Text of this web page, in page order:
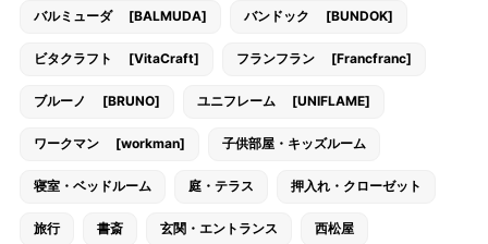
バルミューダ [BALMUDA] バンドック [BUNDOK]
ビタクラフト [VitaCraft] フランフラン [Francfranc]
ブルーノ [BRUNO] ユニフレーム [UNIFLAME]
ワークマン [workman] 子供部屋・キッズルーム
寝室・ベッドルーム 庭・テラス 押入れ・クローゼット
旅行 書斎 玄関・エントランス 西松屋